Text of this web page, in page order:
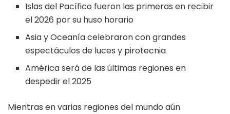
Islas del Pacífico fueron las primeras en recibir
el 2026 por su huso horario
Asia y Oceanía celebraron con grandes
espectáculos de luces y pirotecnia
América será de las últimas regiones en
despedir el 2025
Mientras en varias regiones del mundo aún